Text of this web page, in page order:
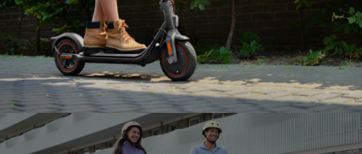
Sì
Tempo di ricarica
Circa 6.5 ore